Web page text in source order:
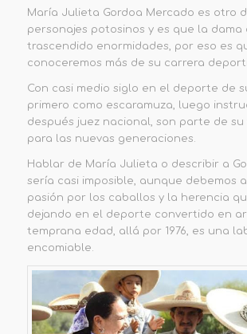
María Julieta Gordoa Mercado es otro
personajes potosinos y es que la dama
trascendido enormidades, por eso es
conoceremos más de su carrera
Con casi medio siglo en el deporte de
primero como escaramuza, luego
después juez nacional, son parte de
para las nuevas generaciones.
Hablar de María Julieta o describir a
sería casi imposible, aunque debemos
pasión por los caballos y la herencia
dejando en el deporte convertido en
temprana edad, allá por 1976, es una
encomiable.